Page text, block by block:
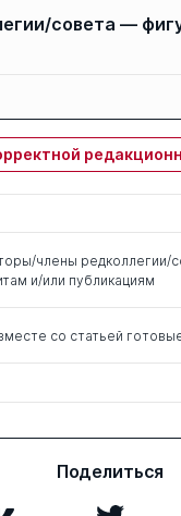
совета —
д. мед. н.
члены редколлегии/
и/или публикациям
со статьей
Поделиться